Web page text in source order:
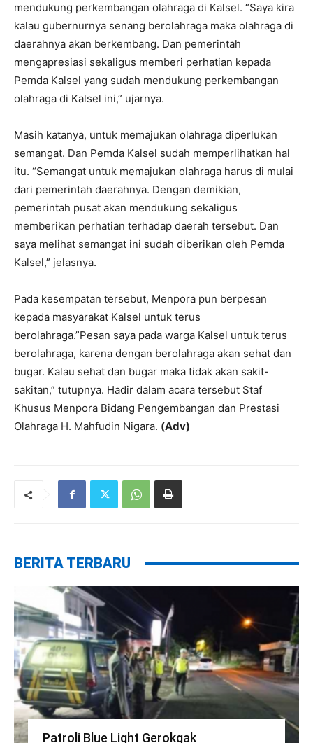
mendukung perkembangan olahraga di Kalsel. “Saya kira
kalau gubernurnya senang berolahraga maka olahraga di
daerahnya akan berkembang. Dan pemerintah
mengapresiasi sekaligus memberi perhatian kepada
Pemda Kalsel yang sudah mendukung perkembangan
olahraga di Kalsel ini,” ujarnya.
Masih katanya, untuk memajukan olahraga diperlukan
semangat. Dan Pemda Kalsel sudah memperlihatkan hal
itu. “Semangat untuk memajukan olahraga harus di mulai
dari pemerintah daerahnya. Dengan demikian,
pemerintah pusat akan mendukung sekaligus
memberikan perhatian terhadap daerah tersebut. Dan
saya melihat semangat ini sudah diberikan oleh Pemda
Kalsel,” jelasnya.
Pada kesempatan tersebut, Menpora pun berpesan
kepada masyarakat Kalsel untuk terus
berolahraga.”Pesan saya pada warga Kalsel untuk terus
berolahraga, karena dengan berolahraga akan sehat dan
bugar. Kalau sehat dan bugar maka tidak akan sakit-
sakitan,” tutupnya. Hadir dalam acara tersebut Staf
Khusus Menpora Bidang Pengembangan dan Prestasi
Olahraga H. Mahfudin Nigara. (Adv)
BERITA TERBARU
Patroli Blue Light Gerokgak